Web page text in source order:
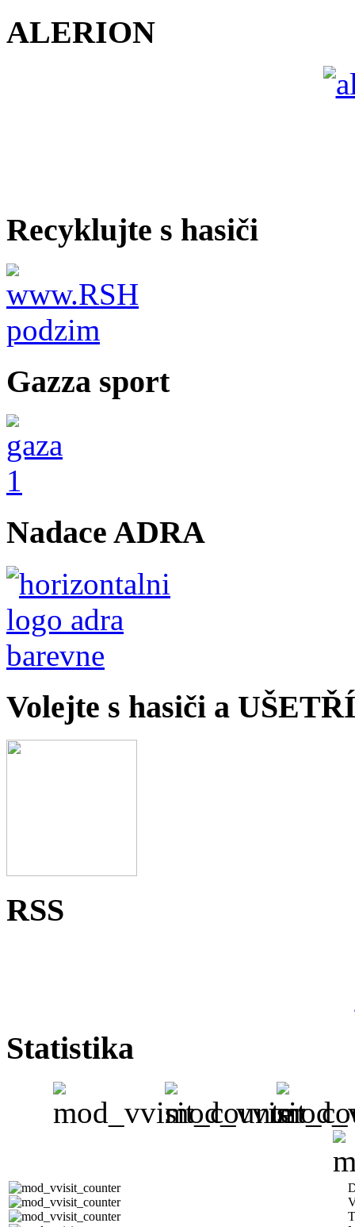
ALERION
Recyklujte s hasiči
Gazza sport
Nadace ADRA
Volejte s hasiči a
RSS
Statistika